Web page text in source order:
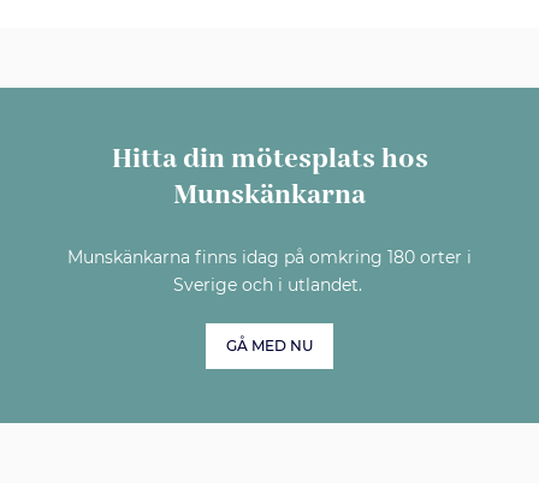
Hitta din mötesplats hos
Munskänkarna
Munskänkarna finns idag på omkring 180 orter i
Sverige och i utlandet.
GÅ MED NU